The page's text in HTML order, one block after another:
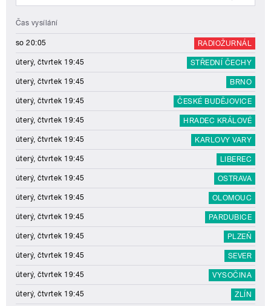
Čas vysílání
so 20:05 RADIOŽURNÁL
úterý, čtvrtek 19:45 STŘEDNÍ ČECHY
úterý, čtvrtek 19:45 BRNO
úterý, čtvrtek 19:45 ČESKÉ BUDĚJOVICE
úterý, čtvrtek 19:45 HRADEC KRÁLOVÉ
úterý, čtvrtek 19:45 KARLOVY VARY
úterý, čtvrtek 19:45 LIBEREC
úterý, čtvrtek 19:45 OSTRAVA
úterý, čtvrtek 19:45 OLOMOUC
úterý, čtvrtek 19:45 PARDUBICE
úterý, čtvrtek 19:45 PLZEŇ
úterý, čtvrtek 19:45 SEVER
úterý, čtvrtek 19:45 VYSOČINA
úterý, čtvrtek 19:45 ZLÍN